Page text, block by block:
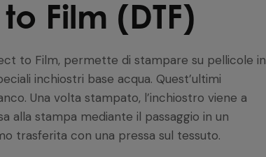
Film (DTF)
to Film, permette di stampare su pellicole in
inchiostri base acqua. Quest’ultimi
Una volta stampato, l’inchiostro viene a
alla stampa mediante il passaggio in un
trasferita con una pressa sul tessuto.